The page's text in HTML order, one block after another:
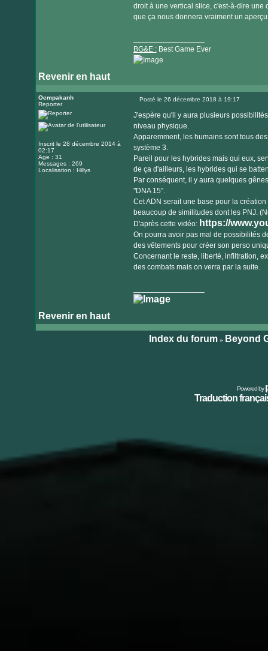
droit à une vertical slice, c'est-à-dire
que ça nous donnera vraiment un
BG&E :Best Game Ever
Revenir en haut
le
internet
Oempakanh
Reporter
Inscrit le 28 décembre 2014 à
02:17
Age : 31
Messages : 269
Localisation : Hillys
Posté le 26 décembre 2018 à 19:17
J'espère qu'il y aura plusieurs
niveau physique.
Apparemment, les humains sont tous
système 3.
Pareil pour les hybrides mais qui eux,
de ça d'ailleurs, les hybrides qui se
Par conséquent, il y aura quelques
"DNA 15".
Cet ADN serait une base pour la
beaucoup de similitudes dont les PNJ.
D'après cette vidéo: https://
On pourra avoir pas mal de possibilités
des vêtements pour créer son perso
Concernant le reste, liberté, infiltration,
des combats mais on verra par la suite.
Revenir en haut
Index du forum» Beyond
Powered by
Traduction